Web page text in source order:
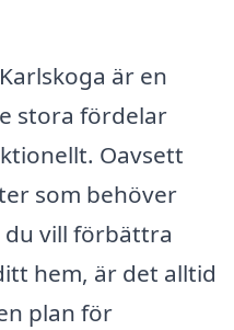
är en
stora fördelar
Oavsett
som behöver
du vill förbättra
hem, är det alltid
plan för